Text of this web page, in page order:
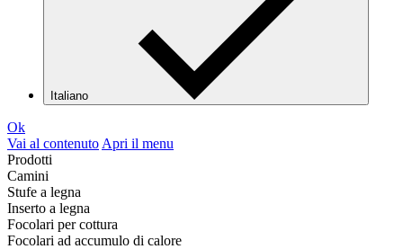
Italiano
Ok
Vai al contenuto Apri il menu
Prodotti
Camini
Stufe a legna
Inserto a legna
Focolari per cottura
Focolari ad accumulo di calore